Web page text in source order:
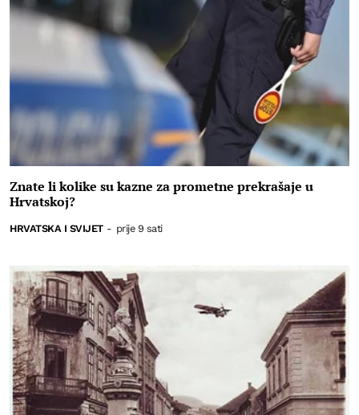
Znate li kolike su kazne za prometne prekrašaje u
Hrvatskoj?
HRVATSKA I SVIJET - prije 9 sati